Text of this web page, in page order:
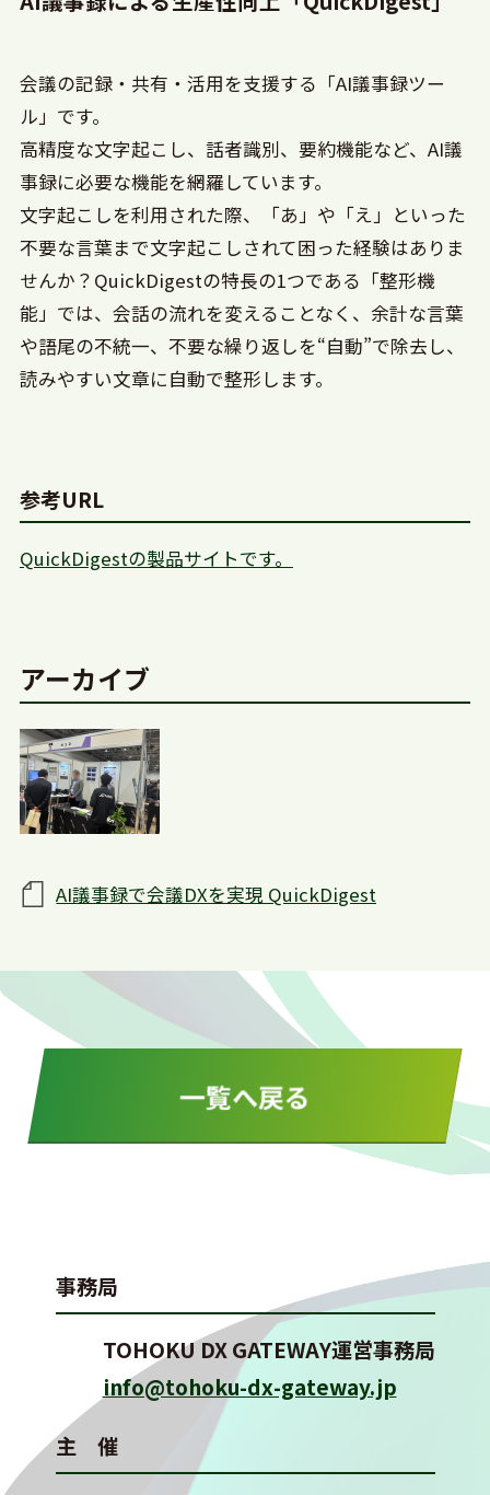
会議の記録・共有・活用を支援する「AI議事録ツー
ル」です。
高精度な文字起こし、話者識別、要約機能など、AI議
事録に必要な機能を網羅しています。
文字起こしを利用された際、「あ」や「え」といった
不要な言葉まで文字起こしされて困った経験はありま
せんか？QuickDigestの特長の1つである「整形機
能」では、会話の流れを変えることなく、余計な言葉
や語尾の不統一、不要な繰り返しを“自動”で除去し、
読みやすい文章に自動で整形します。
参考URL
QuickDigestの製品サイトです。
アーカイブ
AI議事録で会議DXを実現 QuickDigest
一覧へ戻る
事務局
TOHOKU DX GATEWAY運営事務局
info@tohoku-dx-gateway.jp
主 催